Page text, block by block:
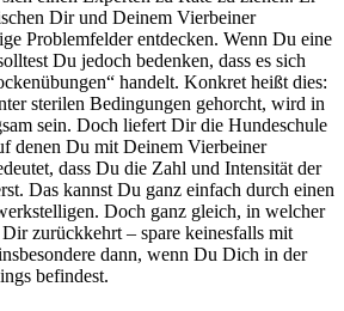
Dir und Deinem Vierbeiner
Problemfelder entdecken. Wenn Du eine
Du jedoch bedenken, dass es sich
handelt. Konkret heißt dies:
sterilen Bedingungen gehorcht, wird in
sein. Doch liefert Dir die Hundeschule
denen Du mit Deinem Vierbeiner
dass Du die Zahl und Intensität der
Das kannst Du ganz einfach durch einen
Doch ganz gleich, in welcher
zurückkehrt – spare keinesfalls mit
dann, wenn Du Dich in der
befindest.